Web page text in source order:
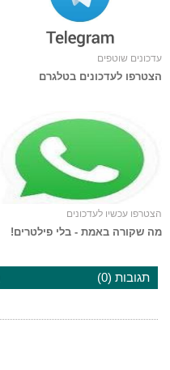
עדכונים שוטפים
הצטרפו לעדכונים בטלגרם
הצטרפו עכשיו לעדכונים
מה שקורה באמת - בלי פילטרים!
תגובות (0)